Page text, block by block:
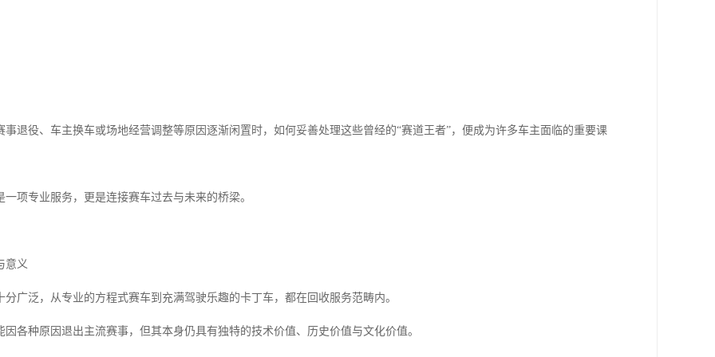
事退役、车主换车或场地经营调整等原因逐渐闲置时，如何妥善处理这些曾经的“赛道王者”，便成为许多车主面临的重要课
一项专业服务，更是连接赛车过去与未来的桥梁。
意义
分广泛，从专业的方程式赛车到充满驾驶乐趣的卡丁车，都在回收服务范畴内。
因各种原因退出主流赛事，但其本身仍具有独特的技术价值、历史价值与文化价值。